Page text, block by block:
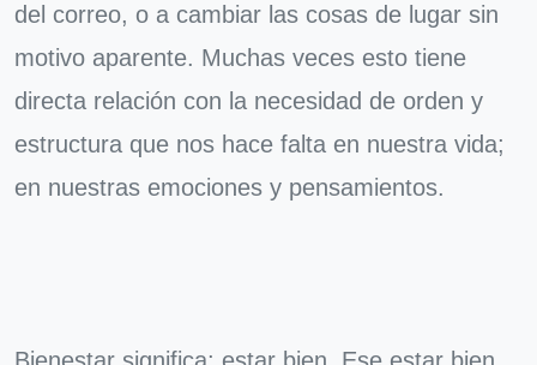
del correo, o a cambiar las cosas de lugar sin
motivo aparente. Muchas veces esto tiene
directa relación con la necesidad de orden y
estructura que nos hace falta en nuestra vida;
en nuestras emociones y pensamientos.